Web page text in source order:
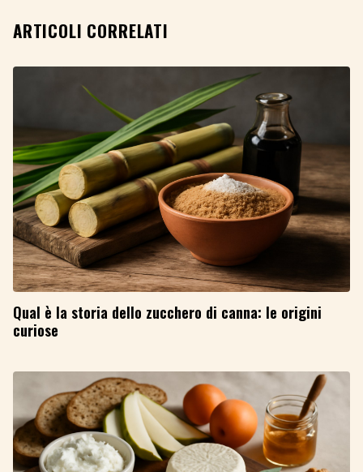
ARTICOLI CORRELATI
Qual è la storia dello zucchero di canna: le origini
curiose